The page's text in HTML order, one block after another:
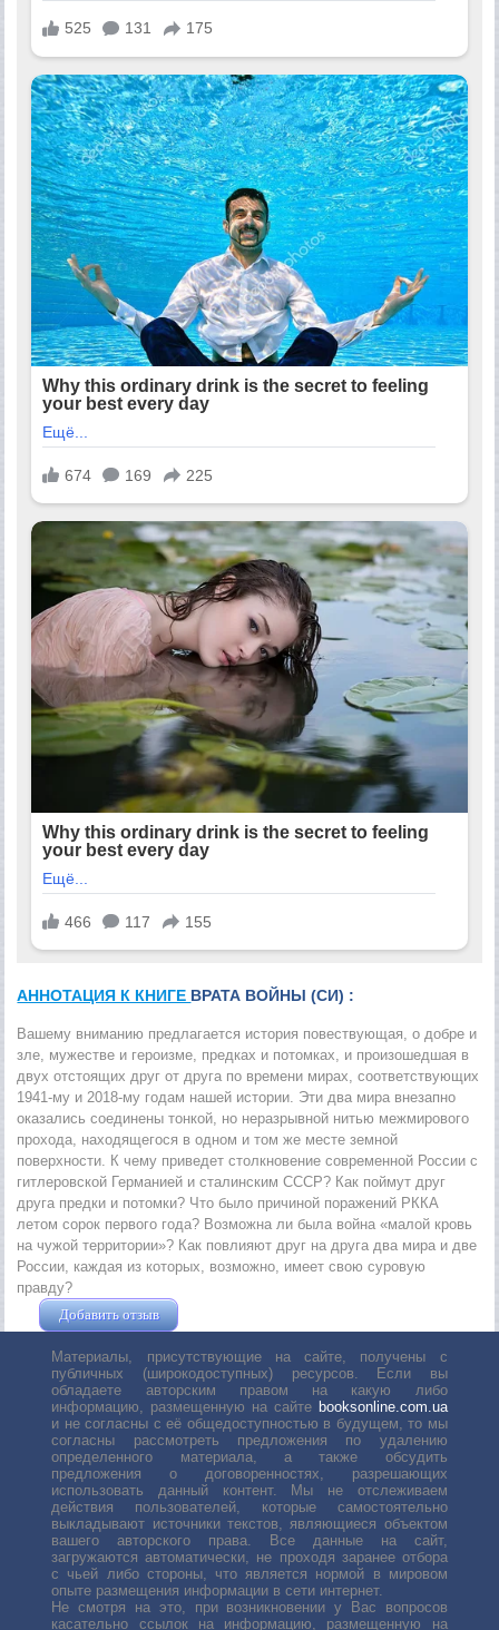
АННОТАЦИЯ К КНИГЕ ВРАТА ВОЙНЫ (СИ) :
Вашему вниманию предлагается история повествующая, о добре и
зле, мужестве и героизме, предках и потомках, и произошедшая в
двух отстоящих друг от друга по времени мирах, соответствующих
1941-му и 2018-му годам нашей истории. Эти два мира внезапно
оказались соединены тонкой, но неразрывной нитью межмирового
прохода, находящегося в одном и том же месте земной
поверхности. К чему приведет столкновение современной России с
гитлеровской Германией и сталинским СССР? Как поймут друг
друга предки и потомки? Что было причиной поражений РККА
летом сорок первого года? Возможна ли была война «малой кровь
на чужой территории»? Как повлияют друг на друга два мира и две
России, каждая из которых, возможно, имеет свою суровую
правду?
Добавить отзыв
Материалы, присутствующие на сайте, получены с
публичных (широкодоступных) ресурсов. Если вы
обладаете авторским правом на какую либо
информацию, размещенную на сайте booksonline.com.ua
и не согласны с её общедоступностью в будущем, то мы
согласны рассмотреть предложения по удалению
определенного материала, а также обсудить
предложения о договоренностях, разрешающих
использовать данный контент. Мы не отслеживаем
действия пользователей, которые самостоятельно
выкладывают источники текстов, являющиеся объектом
вашего авторского права. Все данные на сайт,
загружаются автоматически, не проходя заранее отбора
с чьей либо стороны, что является нормой в мировом
опыте размещения информации в сети интернет.
Не смотря на это, при возникновении у Вас вопросов
касательно ссылок на информацию, размещенную на